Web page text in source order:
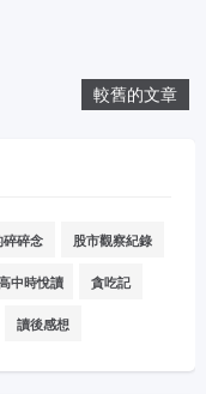
較舊的文章
碎碎念 股市觀察紀錄
中時悅讀 貪吃記
讀後感想